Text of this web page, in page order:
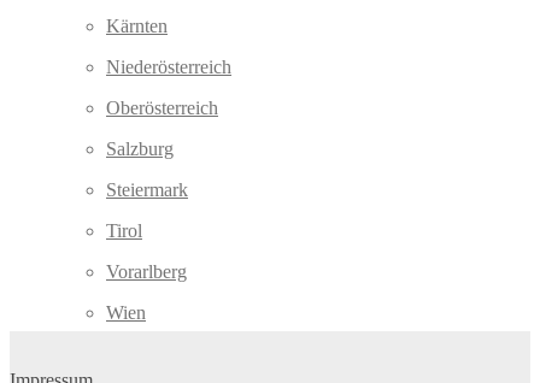
Kärnten
Niederösterreich
Oberösterreich
Salzburg
Steiermark
Tirol
Vorarlberg
Wien